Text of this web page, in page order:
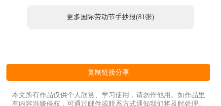
更多国际劳动节手抄报(81张)
复制链接分享
本文所有作品仅供个人欣赏、学习使用，请勿作他用。如作品里
有内容涉嫌侵权，可通过邮件或联系方式通知我们将及时处理。